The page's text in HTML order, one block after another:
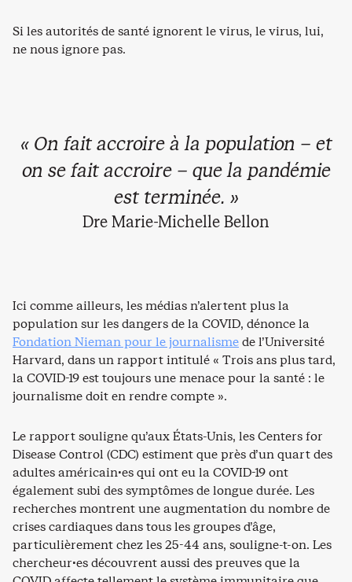
Si les autorités de santé ignorent le virus, le virus, lui,
ne nous ignore pas.
« On fait accroire à la population – et
on se fait accroire – que la pandémie
est terminée. »
Dre Marie-Michelle Bellon
Ici comme ailleurs, les médias n’alertent plus la
population sur les dangers de la COVID, dénonce la
Fondation Nieman pour le journalismede l’Université
Harvard, dans un rapport intitulé « Trois ans plus tard,
la COVID-19 est toujours une menace pour la santé : le
journalisme doit en rendre compte ».
Le rapport souligne qu’aux États-Unis, les Centers for
Disease Control (CDC) estiment que près d’un quart des
adultes américain·es qui ont eu la COVID-19 ont
également subi des symptômes de longue durée. Les
recherches montrent une augmentation du nombre de
crises cardiaques dans tous les groupes d’âge,
particulièrement chez les 25-44 ans, souligne-t-on. Les
chercheur·es découvrent aussi des preuves que la